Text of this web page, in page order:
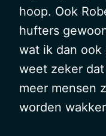
hoop. Ook
hufters
wat ik dan ook
weet zeker
meer mensen
worden